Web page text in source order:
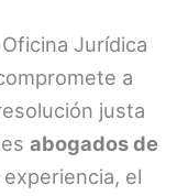
Jurídica
a
justa
abogados de
el